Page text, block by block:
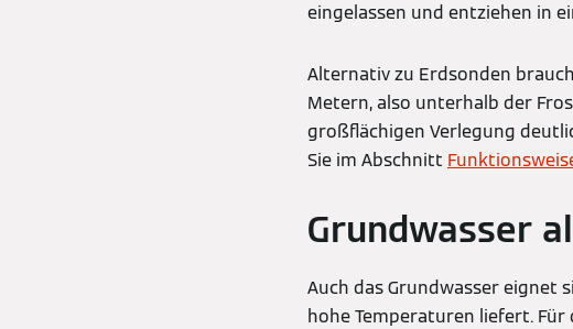
eingelassen und entziehen in
Alternativ zu Erdsonden
Metern, also unterhalb der
großflächigen Verlegung
Sie im Abschnitt
Grundwasser
Auch das Grundwasser eignet
hohe Temperaturen liefert.